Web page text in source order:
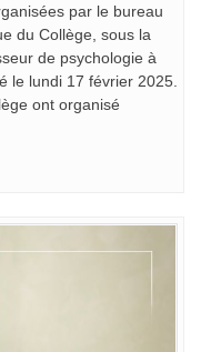
par le bureau
du Collège, sous la
de psychologie à
le lundi 17 février 2025.
ont organisé